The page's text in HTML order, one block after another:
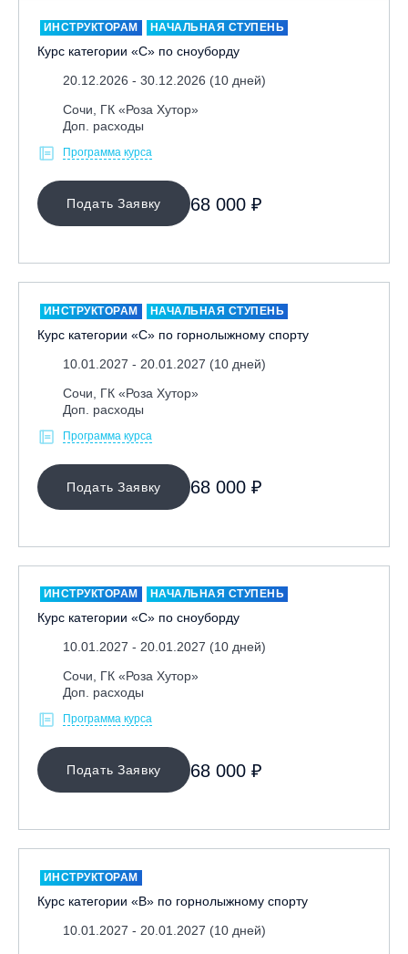
Вологодская обл., ГЛК "Ципина гора"
Грузия, ГК «Гудаури»
Дистанционно
Ижевск, КАО «Нечкино»
Иркутск, ГЛЦ «Олха»
Кабардино-Балкарская Респ., ВТРК «Эльбрус»
Казань, Город-курорт «Свияжские холмы»
Кемеровская обл., ГК «Шерегеш»
Китай, Харбин, ГЛЦ «BONSKI»
Комсомольск-на-Амуре, ГЛК «Холдоми»
Красноярск, ФП «Бобровый лог»
Ленинградская обл., ГЛК «Золотая долина»
Ленинградская обл., ЦАО «Туутари Парк»
Миасс, ГЛК «Солнечная Долина»
Мончегорск, ГК «ЛАПАРК»
Москва, Парк «Ходынское поле»
Москва, СК «Кант»
Москва, Скалодром "Атмосфера"
Москва, СЭК «Лата Трэк»
Москва, ул. Олеко Дундича 19/15
Московская обл., ВГК «Лисья Гора»
Московская обл., ГК Леонида Тягачёва
Московская обл., ГЛК «Красная Горка»
Московская обл., п. Чулково, ГК «Гая Северина»
Пермский край., ГЛЦ «Губаха»
ИНСТРУКТОРАМ НАЧАЛЬНАЯ СТУПЕНЬ
Курс категории «С» по сноуборду
20.12.2026 - 30.12.2026 (10 дней)
Сочи, ГК «Роза Хутор»
Доп. расходы
Программа курса
Подать Заявку 68 000 ₽
ИНСТРУКТОРАМ НАЧАЛЬНАЯ СТУПЕНЬ
Курс категории «С» по горнолыжному спорту
10.01.2027 - 20.01.2027 (10 дней)
Сочи, ГК «Роза Хутор»
Доп. расходы
Программа курса
Подать Заявку 68 000 ₽
ИНСТРУКТОРАМ НАЧАЛЬНАЯ СТУПЕНЬ
Курс категории «С» по сноуборду
10.01.2027 - 20.01.2027 (10 дней)
Сочи, ГК «Роза Хутор»
Доп. расходы
Программа курса
Подать Заявку 68 000 ₽
ИНСТРУКТОРАМ
Курс категории «В» по горнолыжному спорту
10.01.2027 - 20.01.2027 (10 дней)